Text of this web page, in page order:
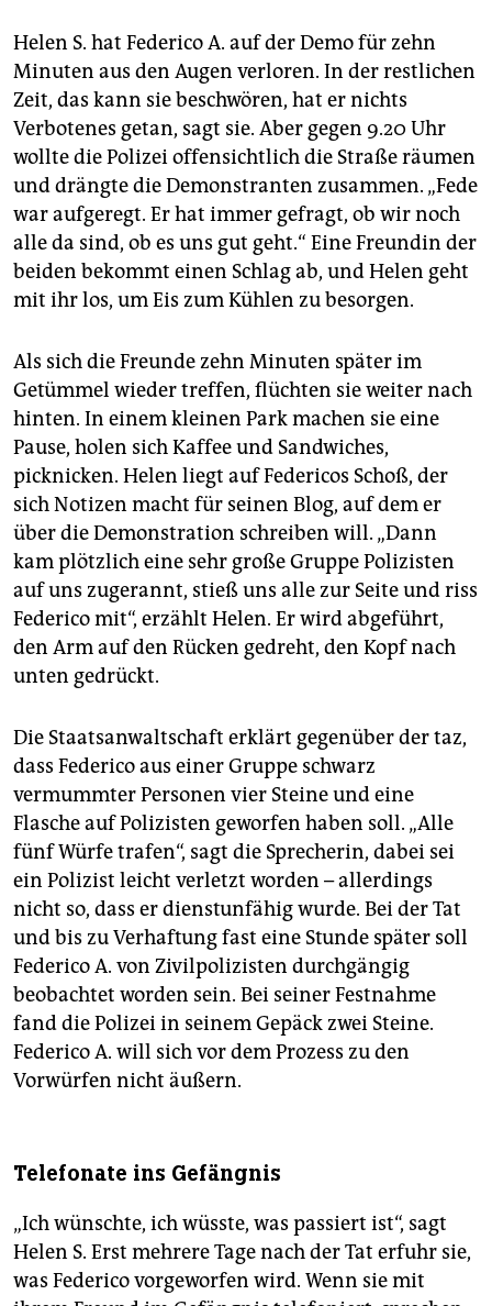
Helen S. hat Federico A. auf der Demo für zehn
Minuten aus den Augen verloren. In der restlichen
Zeit, das kann sie beschwören, hat er nichts
Verbotenes getan, sagt sie. Aber gegen 9.20 Uhr
wollte die Polizei offensichtlich die Straße räumen
und drängte die Demonstranten zusammen. „Fede
war aufgeregt. Er hat immer gefragt, ob wir noch
alle da sind, ob es uns gut geht.“ Eine Freundin der
beiden bekommt einen Schlag ab, und Helen geht
mit ihr los, um Eis zum Kühlen zu besorgen.
Als sich die Freunde zehn Minuten später im
Getümmel wieder treffen, flüchten sie weiter nach
hinten. In einem kleinen Park machen sie eine
Pause, holen sich Kaffee und Sandwiches,
picknicken. Helen liegt auf Federicos Schoß, der
sich Notizen macht für seinen Blog, auf dem er
über die Demonstration schreiben will. „Dann
kam plötzlich eine sehr große Gruppe Polizisten
auf uns zugerannt, stieß uns alle zur Seite und riss
Federico mit“, erzählt Helen. Er wird abgeführt,
den Arm auf den Rücken gedreht, den Kopf nach
unten gedrückt.
Die Staatsanwaltschaft erklärt gegenüber der taz,
dass Federico aus einer Gruppe schwarz
vermummter Personen vier Steine und eine
Flasche auf Polizisten geworfen haben soll. „Alle
fünf Würfe trafen“, sagt die Sprecherin, dabei sei
ein Polizist leicht verletzt worden – allerdings
nicht so, dass er dienstunfähig wurde. Bei der Tat
und bis zu Verhaftung fast eine Stunde später soll
Federico A. von Zivilpolizisten durchgängig
beobachtet worden sein. Bei seiner Festnahme
fand die Polizei in seinem Gepäck zwei Steine.
Federico A. will sich vor dem Prozess zu den
Vorwürfen nicht äußern.
Telefonate ins Gefängnis
„Ich wünschte, ich wüsste, was passiert ist“, sagt
Helen S. Erst mehrere Tage nach der Tat erfuhr sie,
was Federico vorgeworfen wird. Wenn sie mit